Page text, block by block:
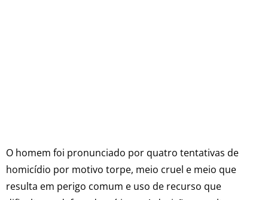
O homem foi pronunciado por quatro tentativas de
homicídio por motivo torpe, meio cruel e meio que
resulta em perigo comum e uso de recurso que